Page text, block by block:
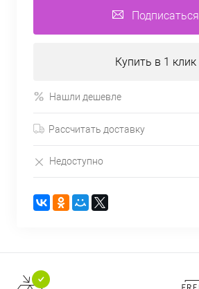
Подписаться
Купить в 1 клик
Нашли дешевле
Рассчитать доставку
Недоступно